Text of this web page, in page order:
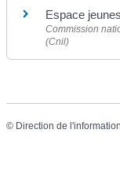
Espace
Commission
(Cnil)
© Direction de